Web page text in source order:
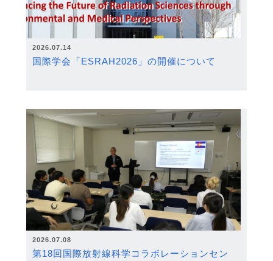
2026.07.14
国際学会「ESRAH2026」の開催について
2026.07.08
第18回国際放射線科学コラボレーションセン